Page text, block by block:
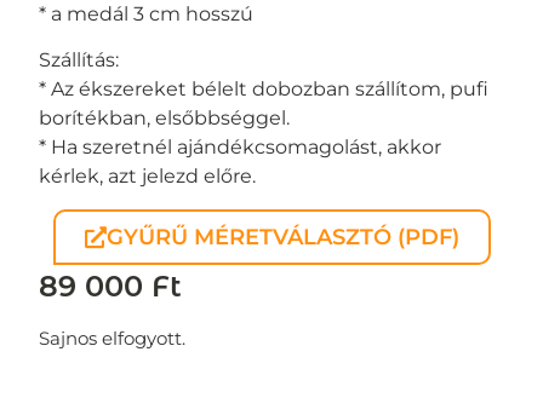
* a medál 3 cm hosszú
Szállítás:
* Az ékszereket bélelt dobozban szállítom, pufi
borítékban, elsőbbséggel.
* Ha szeretnél ajándékcsomagolást, akkor
kérlek, azt jelezd előre.
GYŰRŰ MÉRETVÁLASZTÓ (PDF)
89 000 Ft
Sajnos elfogyott.